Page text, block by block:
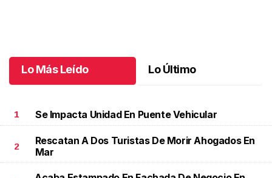
Lo Más Leído Lo Último
1 Se Impacta Unidad En Puente Vehicular
2
Rescatan A Dos Turistas De Morir Ahogados En
Mar